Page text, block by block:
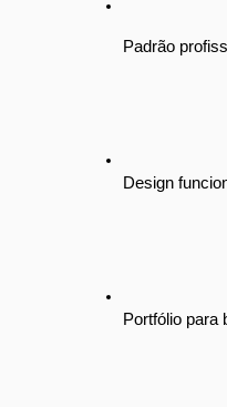
Padrão
Design
Portfólio para